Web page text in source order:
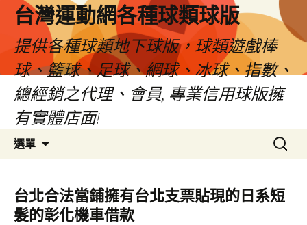
台灣運動網各種球類球版
提供各種球類地下球版，球類遊戲棒
球、籃球、足球、網球、冰球、指數、
總經銷之代理、會員, 專業信用球版擁
有實體店面!
選單
容
區
搜
尋
鍵
字:
台北合法當鋪擁有台北支票貼現的日系短
髮的彰化機車借款